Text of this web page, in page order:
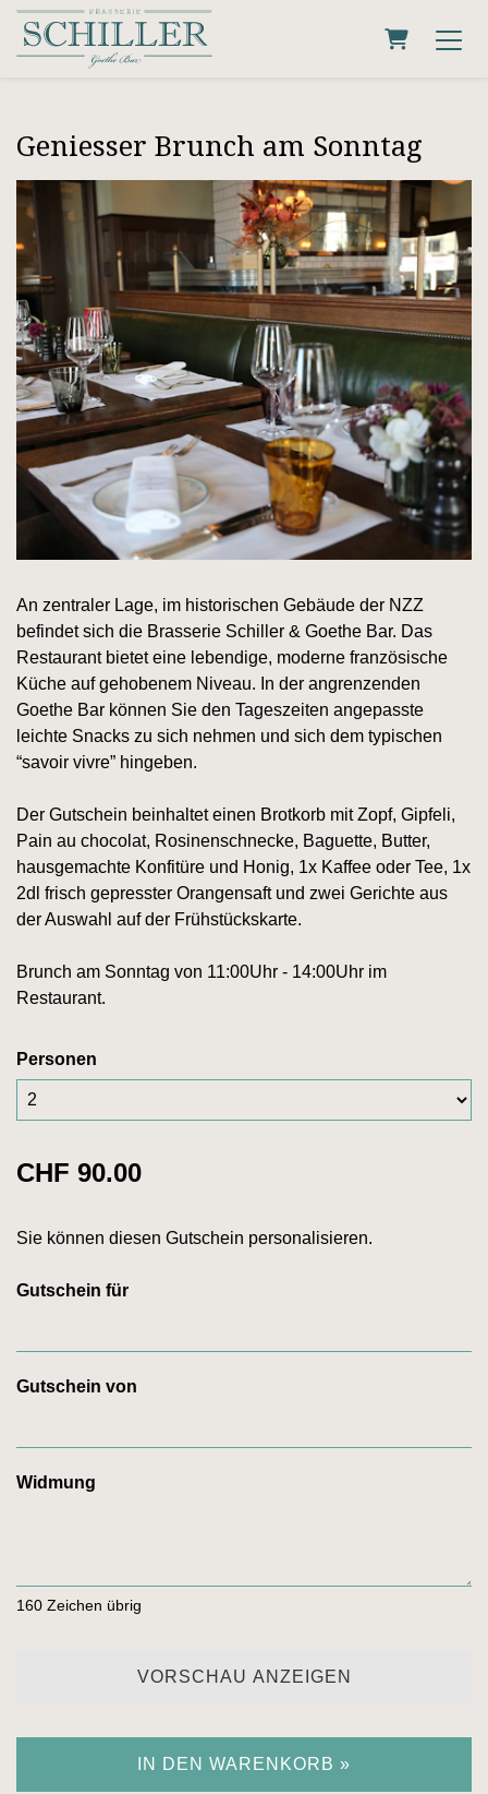
Geniesser Brunch am Sonntag
An zentraler Lage, im historischen Gebäude der NZZ
befindet sich die Brasserie Schiller & Goethe Bar. Das
Restaurant bietet eine lebendige, moderne französische
Küche auf gehobenem Niveau. In der angrenzenden
Goethe Bar können Sie den Tageszeiten angepasste
leichte Snacks zu sich nehmen und sich dem typischen
“savoir vivre” hingeben.
Der Gutschein beinhaltet einen Brotkorb mit Zopf, Gipfeli,
Pain au chocolat, Rosinenschnecke, Baguette, Butter,
hausgemachte Konfitüre und Honig, 1x Kaffee oder Tee, 1x
2dl frisch gepresster Orangensaft und zwei Gerichte aus
der Auswahl auf der Frühstückskarte.
Brunch am Sonntag von 11:00Uhr - 14:00Uhr im
Restaurant.
Personen
CHF 90.00
Sie können diesen Gutschein personalisieren.
Gutschein für
Gutschein von
Widmung
160 Zeichen übrig
VORSCHAU ANZEIGEN
IN DEN WARENKORB »